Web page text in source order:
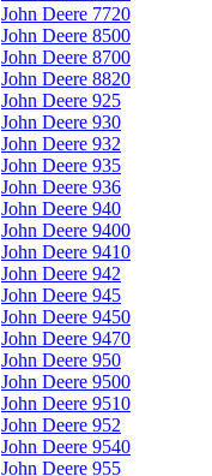
John Deere 7720
John Deere 8500
John Deere 8700
John Deere 8820
John Deere 925
John Deere 930
John Deere 932
John Deere 935
John Deere 936
John Deere 940
John Deere 9400
John Deere 9410
John Deere 942
John Deere 945
John Deere 9450
John Deere 9470
John Deere 950
John Deere 9500
John Deere 9510
John Deere 952
John Deere 9540
John Deere 955